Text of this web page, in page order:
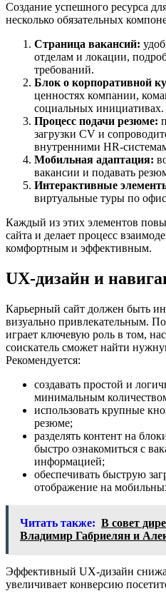
Создание успешного ресурса
несколько обязательных
Страница вакансий:
отделам и локации,
требований.
Блок о корпоративной
ценностях компании,
социальных инициативах.
Процесс подачи резюме:
загрузки CV и
внутренними HR-
Мобильная адаптация:
вакансии и подавать
Интерактивные
виртуальные туры по
Каждый из этих элементов
сайта и делает процесс
комфортным и эффективным.
UX-дизайн и
Карьерный сайт должен быть
визуально привлекательным.
играет ключевую роль в том,
соискатель сможет найти
Рекомендуется:
создавать простой и
минимальным
использовать крупные
резюме;
разделять контент на
быстро ознакомиться с
информацией;
обеспечивать быструю
отображение на
Читать также: В совет
Владимир Габриелян и
Эффективный UX-дизайн
увеличивает конверсию